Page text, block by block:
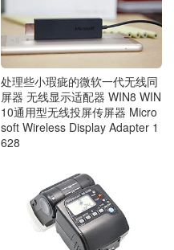
处理些小瑕疵的微软一代无线同
屏器 无线显示适配器 WIN8 WIN
10通用型无线投屏传屏器 Micro
soft Wireless Display Adapter 1
628